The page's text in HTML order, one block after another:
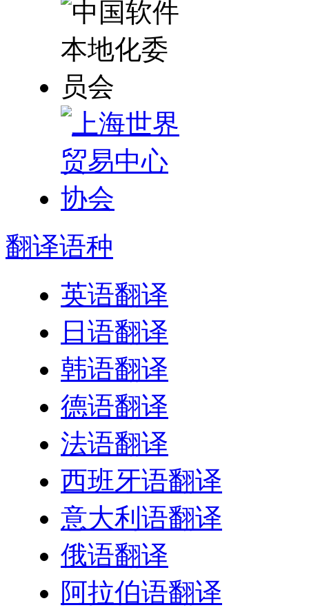
翻译语种
英语翻译
日语翻译
韩语翻译
德语翻译
法语翻译
西班牙语翻译
意大利语翻译
俄语翻译
阿拉伯语翻译